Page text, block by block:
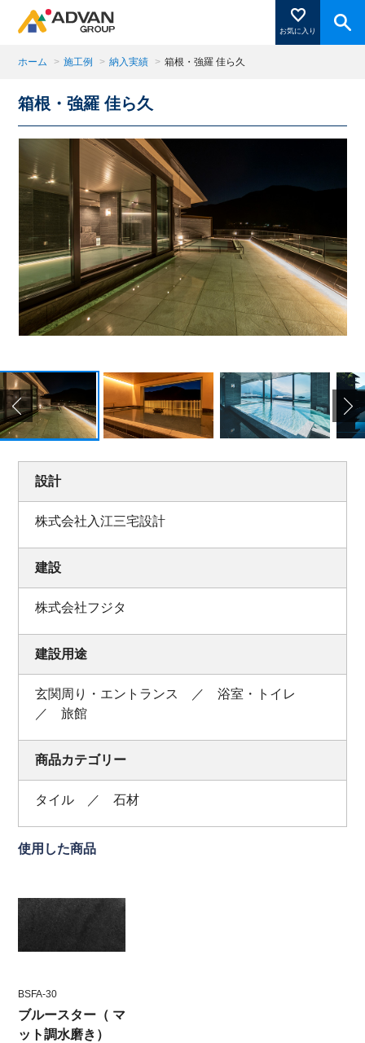
お気に入り
商品ページにある「お気に入り登録」を押すと登録した
商品がここに表示されます。
閉じる
ホーム > 施工例 > 納入実績 > 箱根・強羅 佳ら久
箱根・強羅 佳ら久
設計
株式会社入江三宅設計
建設
株式会社フジタ
建設用途
玄関周り・エントランス ／ 浴室・トイレ
／ 旅館
商品カテゴリー
タイル ／ 石材
使用した商品
BSFA-30
ブルースター（ マ
ット調水磨き）